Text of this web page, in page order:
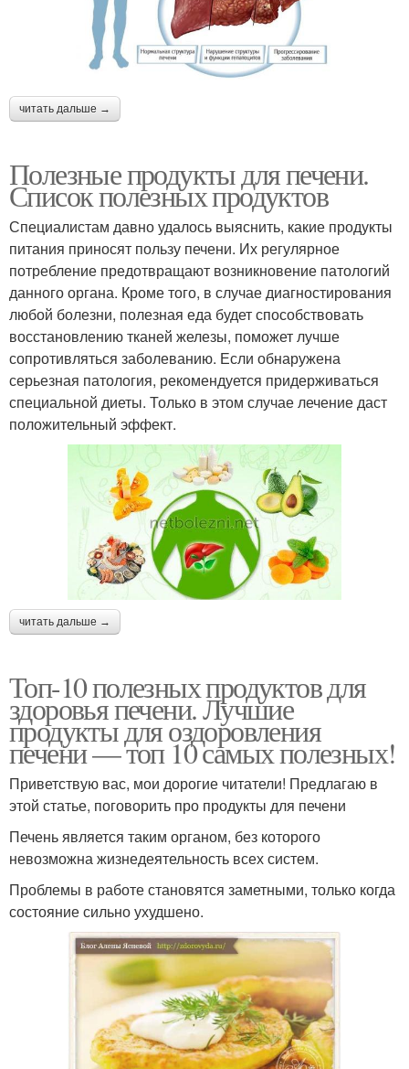
читать дальше →
Полезные продукты для печени.
Список полезных продуктов
Специалистам давно удалось выяснить, какие продукты
питания приносят пользу печени. Их регулярное
потребление предотвращают возникновение патологий
данного органа. Кроме того, в случае диагностирования
любой болезни, полезная еда будет способствовать
восстановлению тканей железы, поможет лучше
сопротивляться заболеванию. Если обнаружена
серьезная патология, рекомендуется придерживаться
специальной диеты. Только в этом случае лечение даст
положительный эффект.
читать дальше →
Топ-10 полезных продуктов для
здоровья печени. Лучшие
продукты для оздоровления
печени — топ 10 самых полезных!
Приветствую вас, мои дорогие читатели! Предлагаю в
этой статье, поговорить про продукты для печени
Печень является таким органом, без которого
невозможна жизнедеятельность всех систем.
Проблемы в работе становятся заметными, только когда
состояние сильно ухудшено.